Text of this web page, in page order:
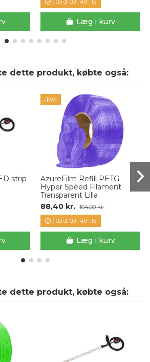
03 d. 00 :49 :14
Læg i kurv
dette produkt, købte også:
strip
-15%
AzureFilm Refill PETG
Hyper Speed Filament
Transparent Lilla
88,40 kr. 104,00 kr.
03 d. 00 :49 :14
Læg i kurv
dette produkt, købte også: